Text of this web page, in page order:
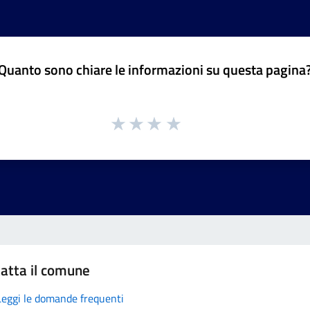
sono chiare le informazioni su questa
il comune
le domande frequenti